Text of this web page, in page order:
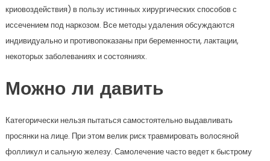
криовоздействия) в пользу истинных хирургических способов с
иссечением под наркозом. Все методы удаления обсуждаются
индивидуально и противопоказаны при беременности, лактации,
некоторых заболеваниях и состояниях.
Можно ли давить
Категорически нельзя пытаться самостоятельно выдавливать
просянки на лице. При этом велик риск травмировать волосяной
фолликул и сальную железу. Самолечение часто ведет к быстрому